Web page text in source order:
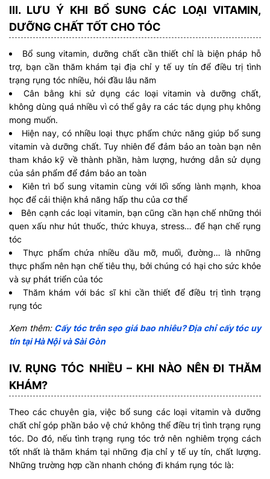
III. LƯU Ý KHI BỔ SUNG CÁC LOẠI VITAMIN,
DƯỠNG CHẤT TỐT CHO TÓC
Bổ sung vitamin, dưỡng chất cần thiết chỉ là biện pháp hỗ
trợ, bạn cần thăm khám tại địa chỉ y tế uy tín để điều trị tình
trạng rụng tóc nhiều, hói đầu lâu năm
Cân bằng khi sử dụng các loại vitamin và dưỡng chất,
không dùng quá nhiều vì có thể gây ra các tác dụng phụ không
mong muốn.
Hiện nay, có nhiều loại thực phẩm chức năng giúp bổ sung
vitamin và dưỡng chất. Tuy nhiên để đảm bảo an toàn bạn nên
tham khảo kỹ về thành phần, hàm lượng, hướng dẫn sử dụng
của sản phẩm để đảm bảo an toàn
Kiên trì bổ sung vitamin cùng với lối sống lành mạnh, khoa
học để cải thiện khả năng hấp thu của cơ thể
Bên cạnh các loại vitamin, bạn cũng cần hạn chế những thói
quen xấu như hút thuốc, thức khuya, stress… để hạn chế rụng
tóc
Thực phẩm chứa nhiều dầu mỡ, muối, đường… là những
thực phẩm nên hạn chế tiêu thụ, bởi chúng có hại cho sức khỏe
và sự phát triển của tóc
Thăm khám với bác sĩ khi cần thiết để điều trị tình trạng
rụng tóc
Xem thêm: Cấy tóc trên sẹo giá bao nhiêu? Địa chỉ cấy tóc uy
tín tại Hà Nội và Sài Gòn
IV. RỤNG TÓC NHIỀU – KHI NÀO NÊN ĐI THĂM
KHÁM?
Theo các chuyên gia, việc bổ sung các loại vitamin và dưỡng
chất chỉ góp phần bảo vệ chứ không thể điều trị tình trạng rụng
tóc. Do đó, nếu tình trạng rụng tóc trở nên nghiêm trọng cách
tốt nhất là thăm khám tại những địa chỉ y tế uy tín, chất lượng.
Những trường hợp cần nhanh chóng đi khám rụng tóc là: